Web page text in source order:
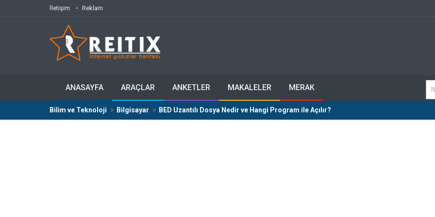
İletişim Reklam
ANASAYFA ARAÇLAR ANKETLER MAKALELER MERAK
Bilim ve Teknoloji Bilgisayar BED Uzantılı Dosya Nedir ve Hangi Program ile Açılır?